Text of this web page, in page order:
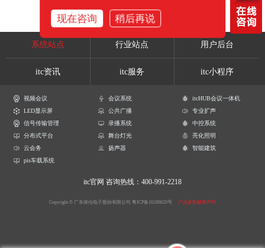
系统站点 行业站点 用户后台
itc资讯 itc服务 itc小程序
视频会议 会议系统
itcHUB会议一体机
LED显示屏
公共广播
专业扩声
信号传输管理
录播系统
中控系统
分布式平台
舞台灯光
亮化照明
云会务
扬声器
智能建筑
pis车载系统
itc官网 咨询热线：400-991-2218
Copyright © 广东保伦电子股份有限公司 粤ICP备16106620号 产品参数解释声明
现在咨询 稍后再说